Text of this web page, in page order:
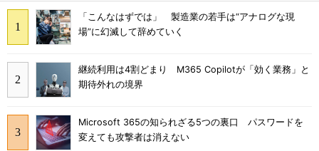
「こんなはずでは」 製造業の若手は“アナログな現
場”に幻滅して辞めていく
継続利用は4割どまり M365 Copilotが「効く業務」と
期待外れの境界
Microsoft 365の知られざる5つの裏口 パスワードを
変えても攻撃者は消えない